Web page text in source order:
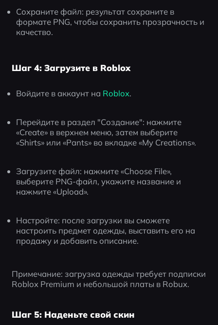
Сохраните файл: результат сохраните в
формате PNG, чтобы сохранить прозрачность и
качество.
Шаг 4: Загрузите в Roblox
Войдите в аккаунт на Roblox.
Перейдите в раздел "Создание": нажмите
«Create» в верхнем меню, затем выберите
«Shirts» или «Pants» во вкладке «My Creations».
Загрузите файл: нажмите «Choose File»,
выберите PNG-файл, укажите название и
нажмите «Upload».
Настройте: после загрузки вы сможете
настроить предмет одежды, выставить его на
продажу и добавить описание.
Примечание: загрузка одежды требует подписки
Roblox Premium и небольшой платы в Robux.
Шаг 5: Наденьте свой скин